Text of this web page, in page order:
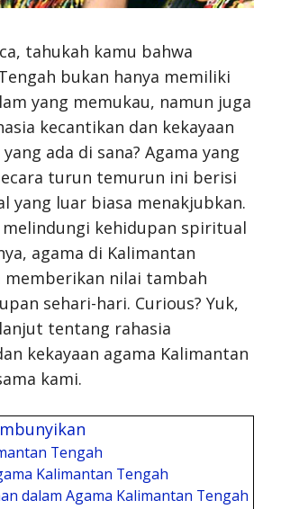
tahukah kamu bahwa
bukan hanya memiliki
yang memukau, namun juga
kecantikan dan kekayaan
ada di sana? Agama yang
turun temurun ini berisi
yang luar biasa menakjubkan.
melindungi kehidupan spiritual
agama di Kalimantan
memberikan nilai tambah
sehari-hari. Curious? Yuk,
tentang rahasia
kekayaan agama Kalimantan
kami.
Tengah
Kalimantan Tengah
dalam Agama Kalimantan Tengah